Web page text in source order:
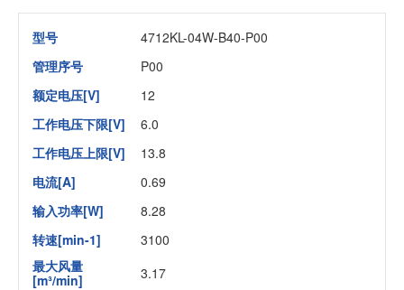
型号
4712KL-04W-B40-P00
管理序号
P00
额定电压[V]
12
工作电压下限[V]
6.0
工作电压上限[V]
13.8
电流[A]
0.69
输入功率[W]
8.28
转速[min-1]
3100
最大风量
[m³/min]
3.17